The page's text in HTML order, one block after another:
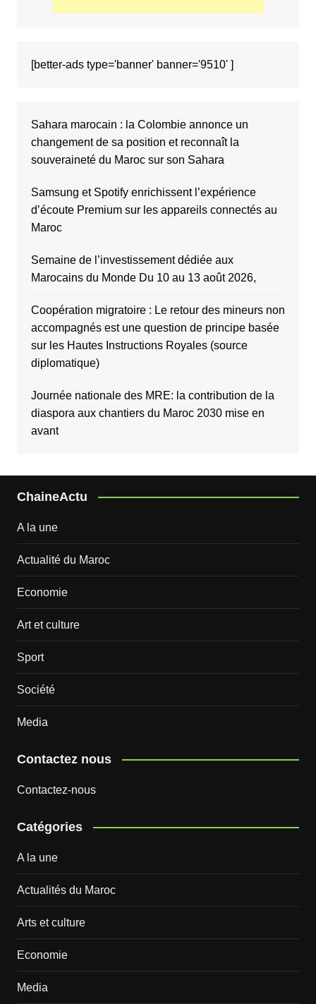
[better-ads type='banner' banner='9510' ]
Sahara marocain : la Colombie annonce un
changement de sa position et reconnaît la
souveraineté du Maroc sur son Sahara
Samsung et Spotify enrichissent l’expérience
d’écoute Premium sur les appareils connectés au
Maroc
Semaine de l’investissement dédiée aux
Marocains du Monde Du 10 au 13 août 2026,
Coopération migratoire : Le retour des mineurs non
accompagnés est une question de principe basée
sur les Hautes Instructions Royales (source
diplomatique)
Journée nationale des MRE: la contribution de la
diaspora aux chantiers du Maroc 2030 mise en
avant
ChaineActu
A la une
Actualité du Maroc
Economie
Art et culture
Sport
Société
Media
Contactez nous
Contactez-nous
Catégories
A la une
Actualités du Maroc
Arts et culture
Economie
Media